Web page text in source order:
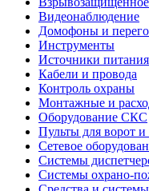
Видеонаблюдение
Домофоны и
Инструменты
Источники питания
Кабели и провода
Контроль охраны
Монтажные и
Оборудование СКС
Пульты для ворот
Сетевое
Системы
Системы охрано-